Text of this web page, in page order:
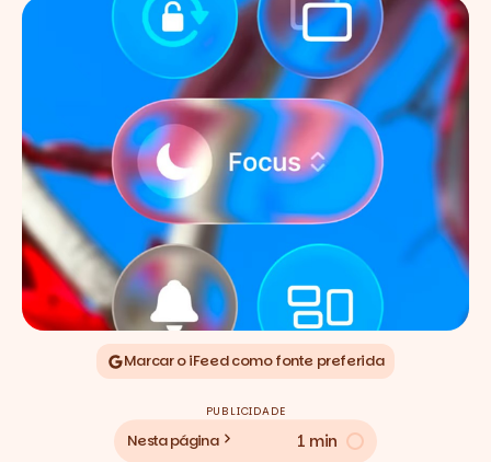
Marcar o iFeed como fonte preferida
PUBLICIDADE
Nesta página 1 min